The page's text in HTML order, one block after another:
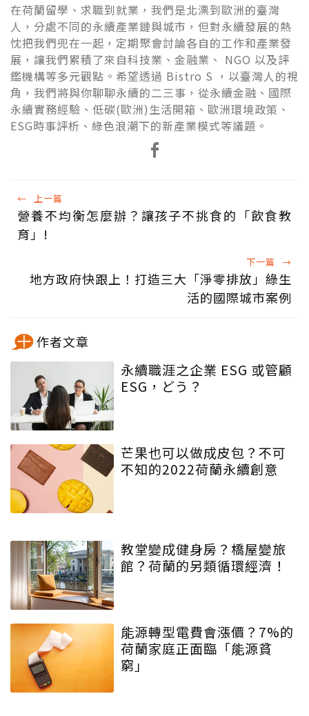
在荷蘭留學、求職到就業，我們是北漂到歐洲的臺灣
人，分處不同的永續產業鏈與城市，但對永續發展的熱
忱把我們兜在一起，定期聚會討論各自的工作和產業發
展，讓我們累積了來自科技業、金融業、 NGO 以及評
鑑機構等多元觀點。希望透過 Bistro S ，以臺灣人的視
角，我們將與你聊聊永續的二三事，從永續金融、國際
永續實務經驗、低碳(歐洲)生活開箱、歐洲環境政策、
ESG時事評析、綠色浪潮下的新產業模式等議題。
← 上一篇
營養不均衡怎麼辦？讓孩子不挑食的「飲食教
育」!
下一篇 →
地方政府快跟上！打造三大「淨零排放」綠生
活的國際城市案例
作者文章
永續職涯之企業 ESG 或管顧
ESG，どう？
芒果也可以做成皮包？不可
不知的2022荷蘭永續創意
教堂變成健身房？橋屋變旅
館？荷蘭的另類循環經濟！
能源轉型電費會漲價？7%的
荷蘭家庭正面臨「能源貧
窮」